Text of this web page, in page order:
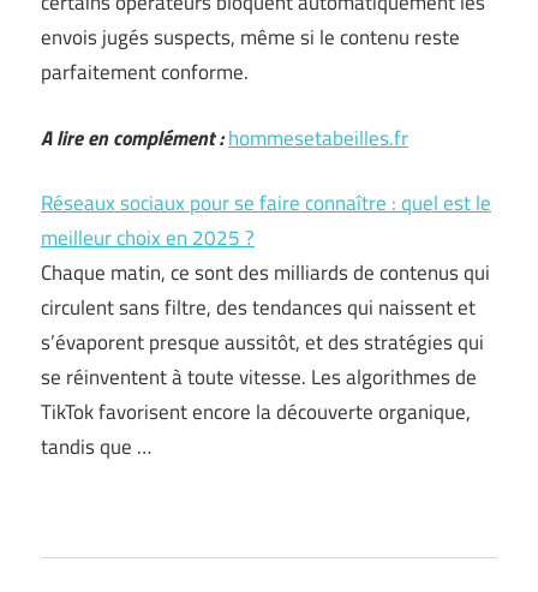
envois jugés suspects, même si le contenu reste
parfaitement conforme.
A lire en complément :hommesetabeilles.fr
Réseaux sociaux pour se faire connaître : quel est le
meilleur choix en 2025 ?
Chaque matin, ce sont des milliards de contenus qui
circulent sans filtre, des tendances qui naissent et
s’évaporent presque aussitôt, et des stratégies qui
se réinventent à toute vitesse. Les algorithmes de
TikTok favorisent encore la découverte organique,
tandis que …